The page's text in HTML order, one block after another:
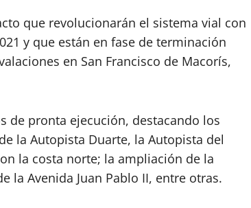
que revolucionarán el sistema vial con
y que están en fase de terminación
en San Francisco de Macorís,
de pronta ejecución, destacando los
la Autopista Duarte, la Autopista del
la costa norte; la ampliación de la
la Avenida Juan Pablo II, entre otras.